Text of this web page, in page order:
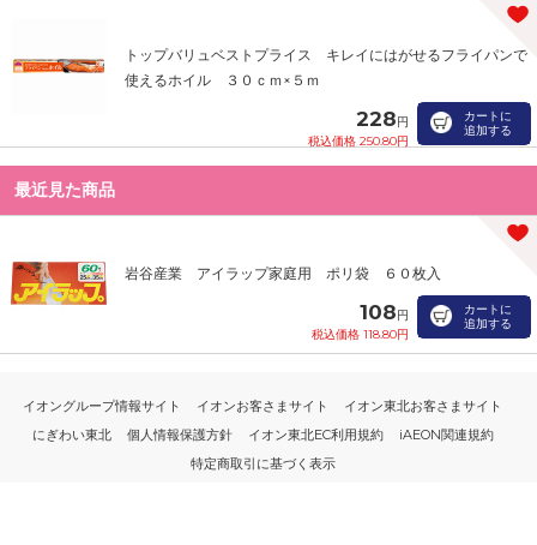
トップバリュベストプライス キレイにはがせるフライパンで
使えるホイル ３０ｃｍ×５ｍ
228円
税込価格 250.80円
カートに
追加する
最近見た商品
岩谷産業 アイラップ家庭用 ポリ袋 ６０枚入
108円
税込価格 118.80円
カートに
追加する
イオングループ情報サイト イオンお客さまサイト
イオン東北お客さまサイト
にぎわい東北
個人情報保護方針 イオン東北EC利用規約
iAEON関連規約
特定商取引に基づく表示